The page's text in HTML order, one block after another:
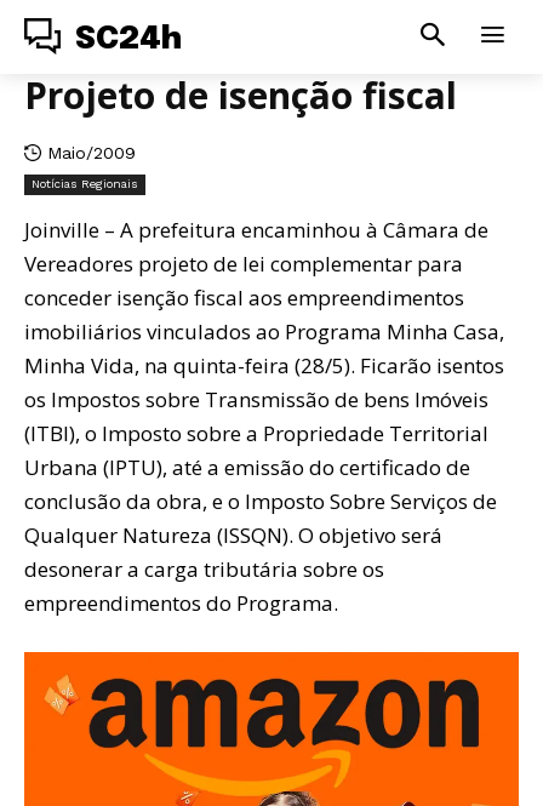
SC24h
Projeto de isenção fiscal
Maio/2009
Notícias Regionais
Joinville – A prefeitura encaminhou à Câmara de
Vereadores projeto de lei complementar para
conceder isenção fiscal aos empreendimentos
imobiliários vinculados ao Programa Minha Casa,
Minha Vida, na quinta-feira (28/5). Ficarão isentos
os Impostos sobre Transmissão de bens Imóveis
(ITBI), o Imposto sobre a Propriedade Territorial
Urbana (IPTU), até a emissão do certificado de
conclusão da obra, e o Imposto Sobre Serviços de
Qualquer Natureza (ISSQN). O objetivo será
desonerar a carga tributária sobre os
empreendimentos do Programa.